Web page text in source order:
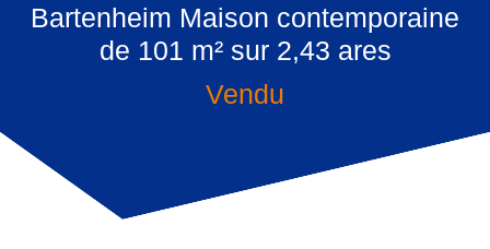
Bartenheim Maison contemporaine
de 101 m² sur 2,43 ares
Vendu